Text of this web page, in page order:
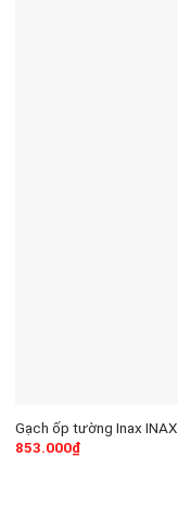
Gạch ốp tường Inax
853.000₫